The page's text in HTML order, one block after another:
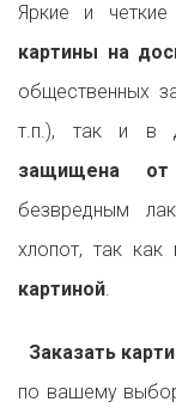
Яркие и
картины на
общественных
т.п.), так и в
защищена
безвредным
хлопот, так как
картиной.
Заказать
по вашему